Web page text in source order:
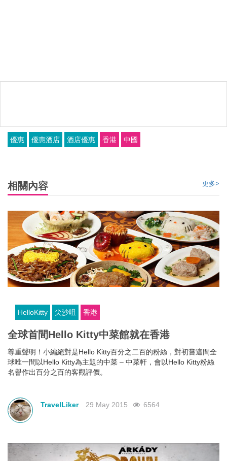
優惠 優惠酒店 酒店優惠 香港 中國
相關內容 更多>
HelloKitty 尖沙咀 香港
全球首間Hello Kitty中菜館就在香港
尊重聲明！小編絕對是Hello Kitty百分之二百的粉絲，對初嘗這間全
球唯一間以Hello Kitty為主題的中菜 – 中菜軒，會以Hello Kitty粉絲
名譽作出百分之百的客觀評價。
TravelLiker 29 May 2015 6564